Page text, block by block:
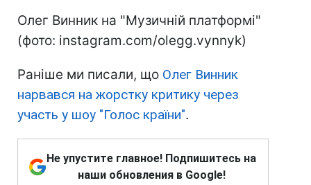
Олег Винник на "Музичній платформі"
(фото: instagram.com/olegg.vynnyk)
Раніше ми писали, що Олег Винник
нарвався на жорстку критику через
участь у шоу "Голос країни".
Не упустите главное! Подпишитесь на
наши обновления в Google!